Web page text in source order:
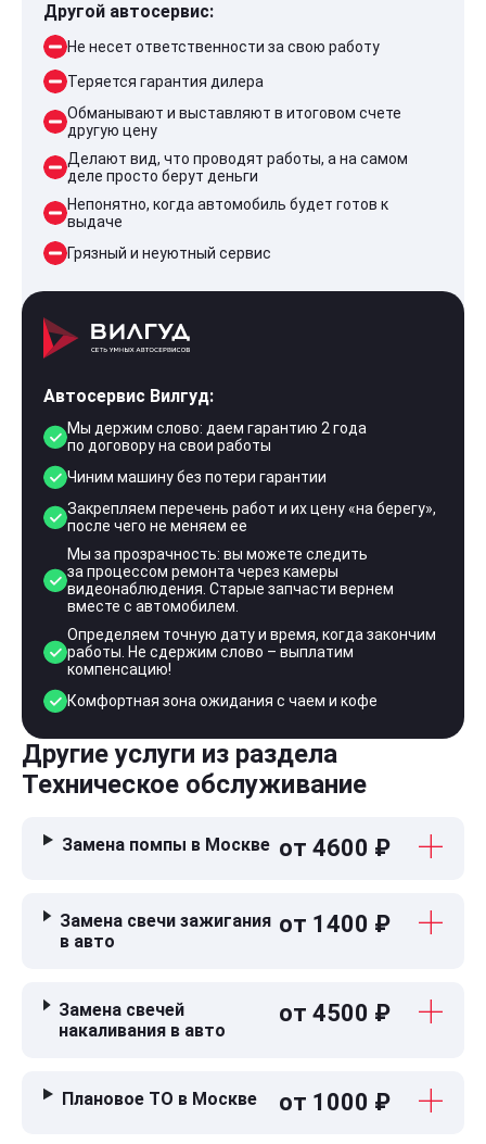
Другой автосервис:
Не несет ответственности за свою работу
Теряется гарантия дилера
Обманывают и выставляют в итоговом счете
другую цену
Делают вид, что проводят работы, а на самом
деле просто берут деньги
Непонятно, когда автомобиль будет готов к
выдаче
Грязный и неуютный сервис
Автосервис Вилгуд:
Мы держим слово: даем гарантию 2 года
по договору на свои работы
Чиним машину без потери гарантии
Закрепляем перечень работ и их цену «на берегу»,
после чего не меняем ее
Мы за прозрачность: вы можете следить
за процессом ремонта через камеры
видеонаблюдения. Старые запчасти вернем
вместе с автомобилем.
Определяем точную дату и время, когда закончим
работы. Не сдержим слово – выплатим
компенсацию!
Комфортная зона ожидания с чаем и кофе
Другие услуги из раздела
Техническое обслуживание
Замена помпы в Москве от 4600 ₽
Замена свечи зажигания
в авто
от 1400 ₽
Замена свечей
накаливания в авто
от 4500 ₽
Плановое ТО в Москве от 1000 ₽